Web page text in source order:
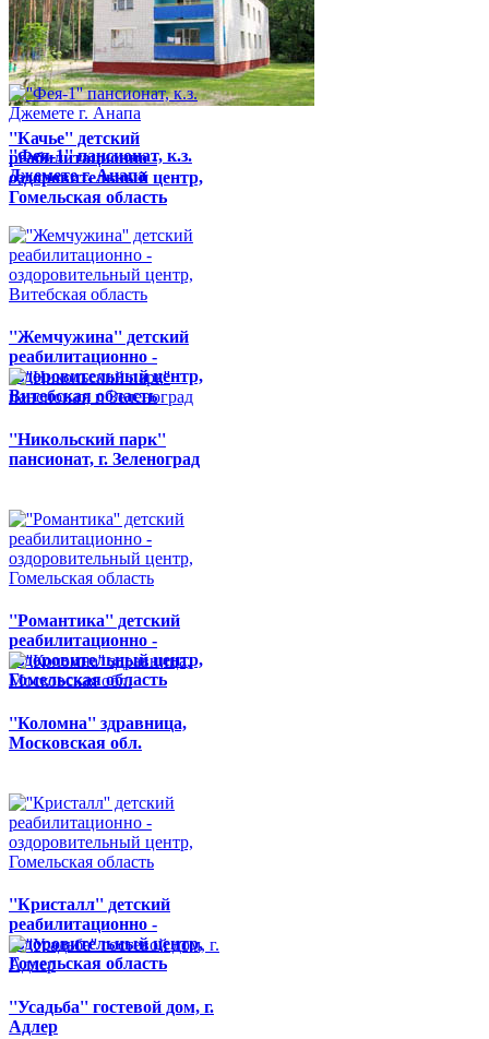
''Качье'' детский
реабилитационно -
оздоровительный центр,
Гомельская область
''Фея-1'' пансионат, к.з.
Джемете г. Анапа
''Жемчужина'' детский
реабилитационно -
оздоровительный центр,
Витебская область
''Никольский парк''
пансионат, г. Зеленоград
''Романтика'' детский
реабилитационно -
оздоровительный центр,
Гомельская область
''Коломна'' здравница,
Московская обл.
''Кристалл'' детский
реабилитационно -
оздоровительный центр,
Гомельская область
''Усадьба'' гостевой дом, г.
Адлер